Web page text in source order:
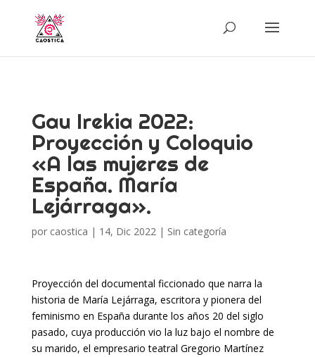
Gau Irekia 2022:
Proyección y Coloquio
«A las mujeres de
España. María
Lejárraga».
por caostica | 14, Dic 2022| Sin categoría
Proyección del documental ficcionado que narra la
historia de María Lejárraga, escritora y pionera del
feminismo en España durante los años 20 del siglo
pasado, cuya producción vio la luz bajo el nombre de
su marido, el empresario teatral Gregorio Martínez